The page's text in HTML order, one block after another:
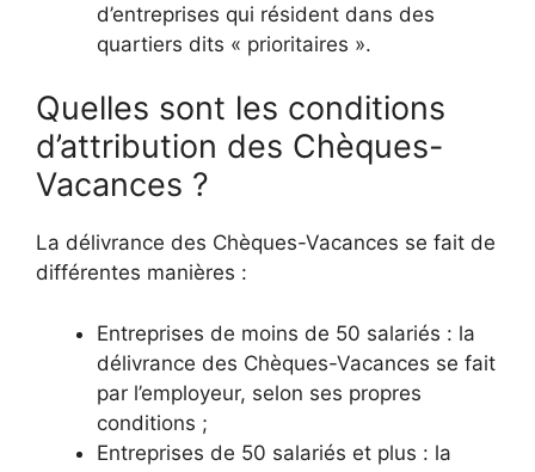
d’entreprises qui résident dans des
quartiers dits « prioritaires ».
Quelles sont les conditions
d’attribution des Chèques-
Vacances ?
La délivrance des Chèques-Vacances se fait de
différentes manières :
Entreprises de moins de 50 salariés : la
délivrance des Chèques-Vacances se fait
par l’employeur, selon ses propres
conditions ;
Entreprises de 50 salariés et plus : la